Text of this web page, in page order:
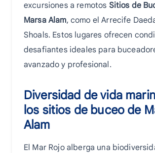
excursiones a remotos Sitios de
Marsa Alam, como el Arrecife
Shoals. Estos lugares ofrecen
desafiantes ideales para
avanzado y profesional.
Diversidad de vida
los sitios de buceo de
Alam
El Mar Rojo alberga una